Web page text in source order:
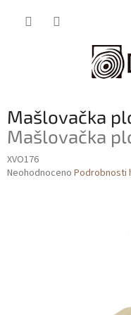
Mašlovačka
Mašlovačka
XVO176
Průměrné
Neohodnoceno Podrobnosti